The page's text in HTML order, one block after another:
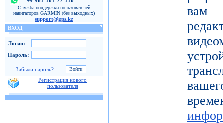
Служба поддержки пользователей
навигаторов GARMIN (без выходных)
support@gps.kz
ВХОД
Логин:
Пароль:
Забыли пароль?
Регистрация нового
пользователя
вам